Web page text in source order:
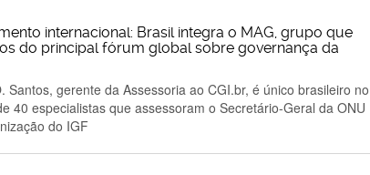
internacional: Brasil integra o MAG, grupo que
do principal fórum global sobre governança da
Santos, gerente da Assessoria ao CGI.br, é único brasileiro no
40 especialistas que assessoram o Secretário-Geral da ONU
do IGF